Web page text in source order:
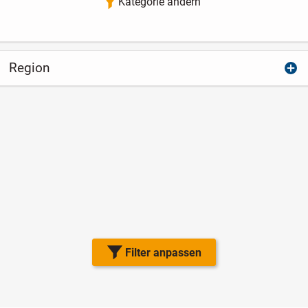
Filter anpassen
Region